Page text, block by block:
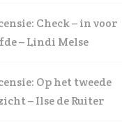
Check – in voor
– Lindi Melse
Op het tweede
– Ilse de Ruiter